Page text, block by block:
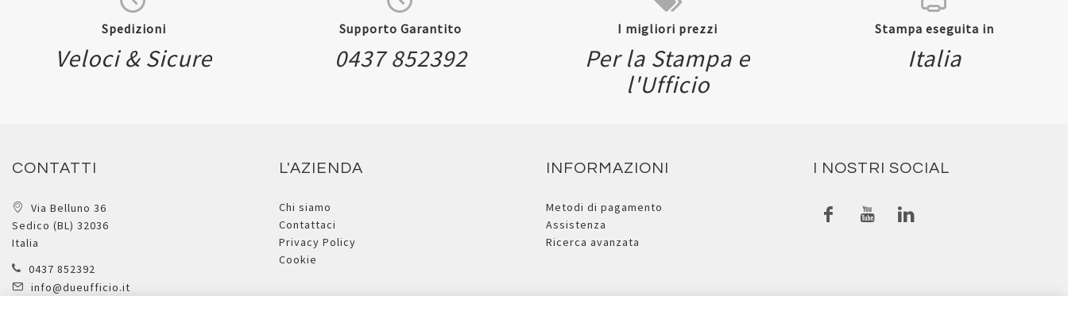
Spedizioni
Veloci & Sicure
Supporto Garantito
0437 852392
I migliori prezzi
Per la Stampa e
l'Ufficio
Stampa eseguita in
Italia
CONTATTI
Via Belluno 36
Sedico (BL) 32036
Italia
0437 852392
info@dueufficio.it
L'AZIENDA
Chi siamo
Contattaci
Privacy Policy
Cookie
INFORMAZIONI
Metodi di pagamento
Assistenza
Ricerca avanzata
I NOSTRI SOCIAL